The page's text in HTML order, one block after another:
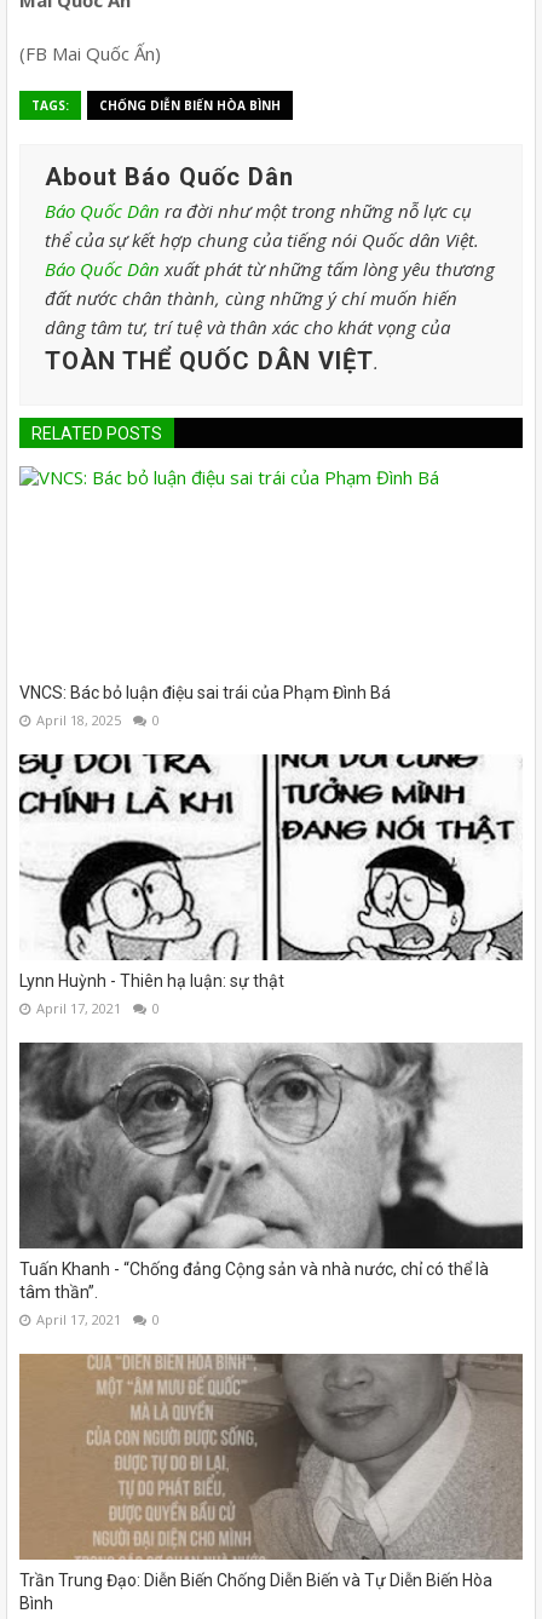
(FB Mai Quốc Ấn)
TAGS: CHỐNG DIỄN BIẾN HÒA BÌNH
About Báo Quốc Dân
Báo Quốc Dân ra đời như một trong những nỗ lực cụ
thể của sự kết hợp chung của tiếng nói Quốc dân Việt.
Báo Quốc Dân xuất phát từ những tấm lòng yêu thương
đất nước chân thành, cùng những ý chí muốn hiến
dâng tâm tư, trí tuệ và thân xác cho khát vọng của
TOÀN THỂ QUỐC DÂN VIỆT.
RELATED POSTS
VNCS: Bác bỏ luận điệu sai trái của Phạm Đình Bá
April 18, 2025 0
Lynn Huỳnh - Thiên hạ luận: sự thật
April 17, 2021 0
Tuấn Khanh - “Chống đảng Cộng sản và nhà nước, chỉ có thể là
tâm thần”.
April 17, 2021 0
Trần Trung Đạo: Diễn Biến Chống Diễn Biến và Tự Diễn Biến Hòa
Bình